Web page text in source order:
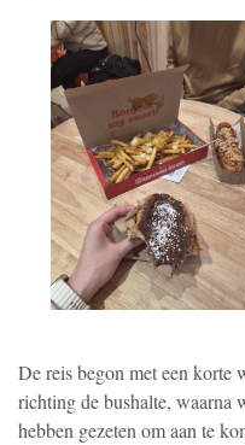
De reis begon met een korte
richting de bushalte, waarna
hebben gezeten om aan te